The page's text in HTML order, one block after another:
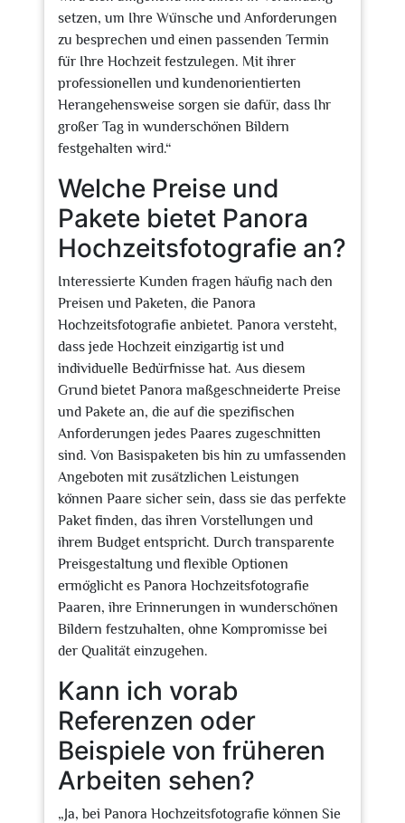
setzen, um Ihre Wünsche und Anforderungen
zu besprechen und einen passenden Termin
für Ihre Hochzeit festzulegen. Mit ihrer
professionellen und kundenorientierten
Herangehensweise sorgen sie dafür, dass Ihr
großer Tag in wunderschönen Bildern
festgehalten wird.“
Welche Preise und
Pakete bietet Panora
Hochzeitsfotografie an?
Interessierte Kunden fragen häufig nach den
Preisen und Paketen, die Panora
Hochzeitsfotografie anbietet. Panora versteht,
dass jede Hochzeit einzigartig ist und
individuelle Bedürfnisse hat. Aus diesem
Grund bietet Panora maßgeschneiderte Preise
und Pakete an, die auf die spezifischen
Anforderungen jedes Paares zugeschnitten
sind. Von Basispaketen bis hin zu umfassenden
Angeboten mit zusätzlichen Leistungen
können Paare sicher sein, dass sie das perfekte
Paket finden, das ihren Vorstellungen und
ihrem Budget entspricht. Durch transparente
Preisgestaltung und flexible Optionen
ermöglicht es Panora Hochzeitsfotografie
Paaren, ihre Erinnerungen in wunderschönen
Bildern festzuhalten, ohne Kompromisse bei
der Qualität einzugehen.
Kann ich vorab
Referenzen oder
Beispiele von früheren
Arbeiten sehen?
„Ja, bei Panora Hochzeitsfotografie können Sie